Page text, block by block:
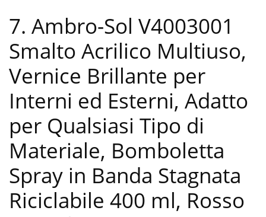
7. Ambro-Sol V4003001
Smalto Acrilico Multiuso,
Vernice Brillante per
Interni ed Esterni, Adatto
per Qualsiasi Tipo di
Materiale, Bomboletta
Spray in Banda Stagnata
Riciclabile 400 ml, Rosso